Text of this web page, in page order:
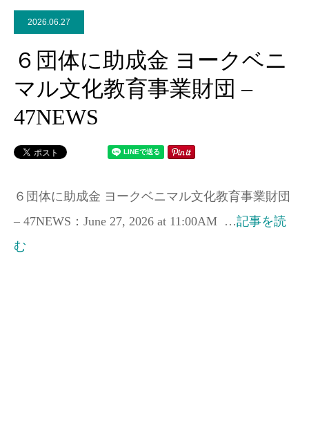
2026.06.27
６団体に助成金 ヨークベニ
マル文化教育事業財団 –
47NEWS
６団体に助成金 ヨークベニマル文化教育事業財団
– 47NEWS：June 27, 2026 at 11:00AM …記事を読
む